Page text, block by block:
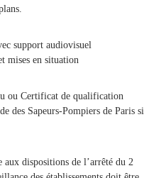
support audiovisuel
mises en situation
ou Certificat de qualification
des Sapeurs-Pompiers de Paris si
dispositions de l’arrêté du 2